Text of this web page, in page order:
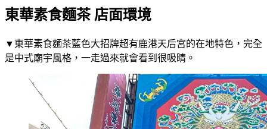
東華素食麵茶 店面環境
▼東華素食麵茶藍色大招牌超有鹿港天后宮的在地特色，完全
是中式廟宇風格，一走過來就會看到很吸睛。